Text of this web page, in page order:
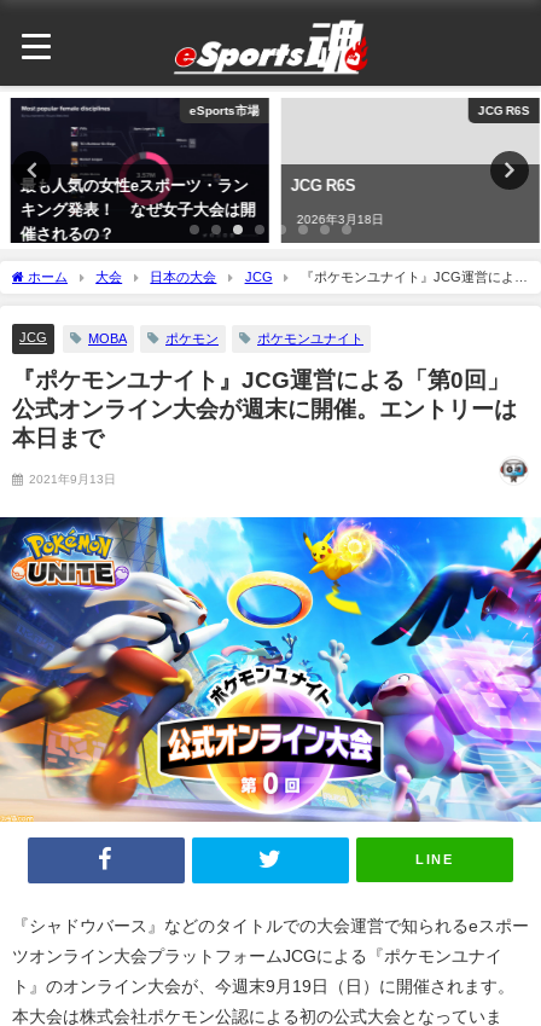
eSports市場
最も人気の女性eスポーツ・ラン
キング発表！ なぜ女子大会は開
催されるの？
JCG R6S
JCG R6S
2026年3月18日
ホーム 大会 日本の大会 JCG
『ポケモンユナイト』JCG運営による
JCG MOBA ポケモン ポケモンユナイト
『ポケモンユナイト』JCG運営による「第0回」
公式オンライン大会が週末に開催。エントリーは
本日まで
2021年9月13日
LINE
『シャドウバース』などのタイトルでの大会運営で知られるeスポー
ツオンライン大会プラットフォームJCGによる『ポケモンユナイ
ト』のオンライン大会が、今週末9 月 19 日（日）に開催されます。
本大会は株式会社ポケモン公認による初の公式大会となっていま